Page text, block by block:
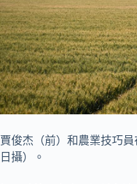
賈俊杰（前）和農業技巧
日攝）。